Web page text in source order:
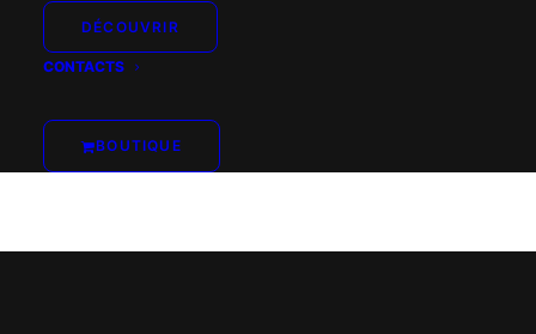
DÉCOUVRIR
CONTACTS
BOUTIQUE